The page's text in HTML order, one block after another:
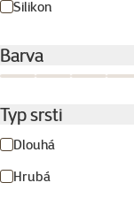
Silikon
Barva
Typ srsti
Dlouhá
Hrubá